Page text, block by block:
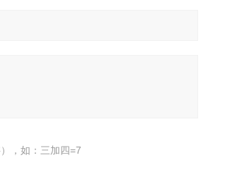
，如：三加四=7